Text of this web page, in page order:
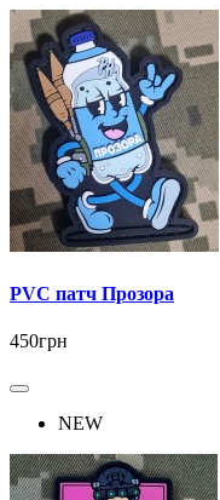
PVC патч Прозора
450грн
NEW